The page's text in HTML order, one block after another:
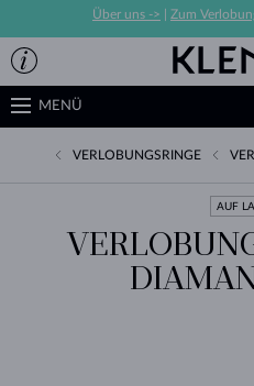
Über uns -> Zum
MENÜ
VERLOBUNGSRINGE
AUF